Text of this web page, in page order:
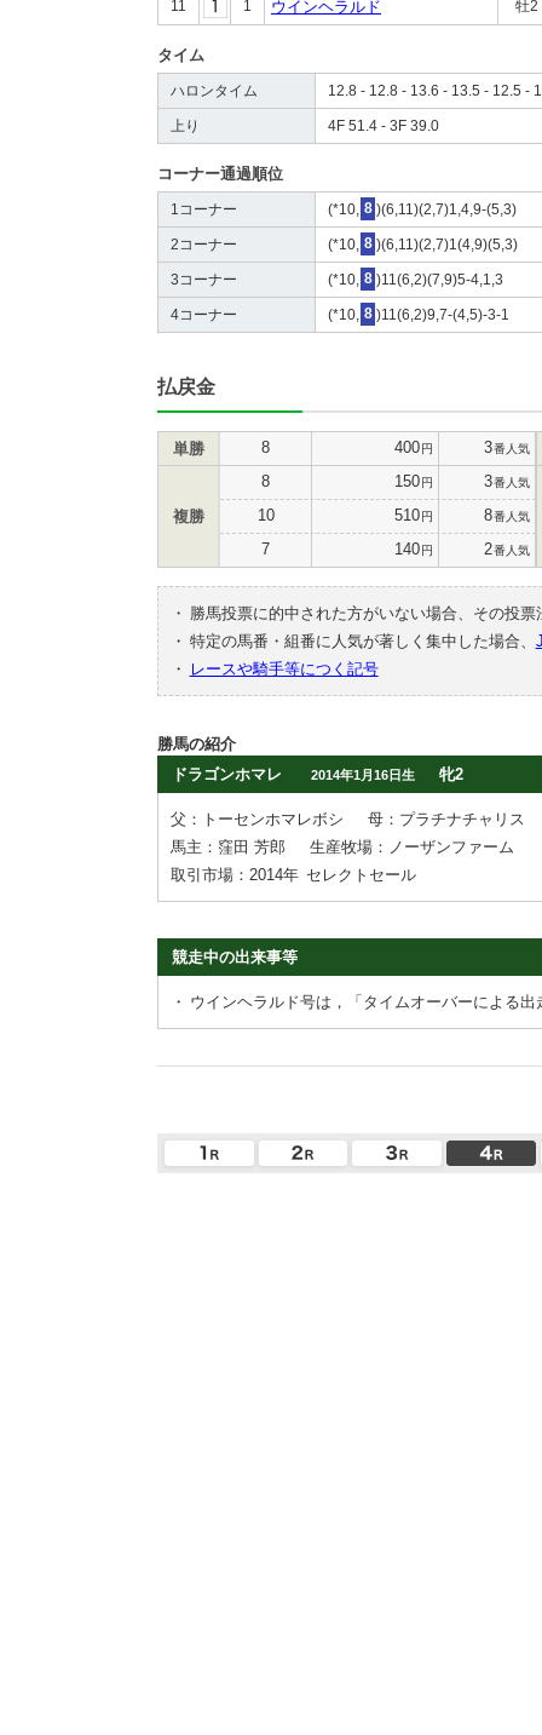
11 1 ウインヘラルド 牡2
タイム
ハロンタイム 12.8 - 12.8 - 13.6 - 13.5 - 12.5 -
上り 4F 51.4 - 3F 39.0
コーナー通過順位
1コーナー (*10, 8 )(6,11)(2,7)1,4,9-(5,3)
2コーナー (*10, 8 )(6,11)(2,7)1(4,9)(5,3)
3コーナー (*10, 8 )11(6,2)(7,9)5-4,1,3
4コーナー (*10, 8 )11(6,2)9,7-(4,5)-3-1
払戻金
単勝 8 400円 3番人気
複勝
8 150円 3番人気
10 510円 8番人気
7 140円 2番人気
・
勝馬投票に的中された方がいない場合、その投
・ 特定の馬番・組番に人気が著しく集中した場合、
・
レースや騎手等につく記号
勝馬の紹介
ドラゴンホマレ
2014年1月16日生 牝2
父：トーセンホマレボシ
母：プラチナチャリス
馬主：窪田 芳郎
生産牧場：ノーザンファーム
取引市場：2014年 セレクトセール
競走中の出来事等
・ ウインヘラルド号は，「タイムオーバーによる